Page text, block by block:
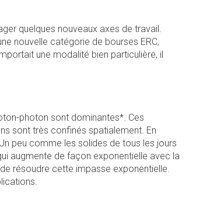
quelques nouveaux axes de travail.
nouvelle catégorie de bourses ERC,
une modalité bien particulière, il
photon sont dominantes*. Ces
sont très confinés spatialement. En
peu comme les solides de tous les jours
augmente de façon exponentielle avec la
résoudre cette impasse exponentielle.